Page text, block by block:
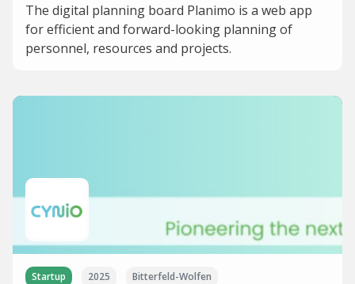
The digital planning board Planimo is a web app
for efficient and forward-looking planning of
personnel, resources and projects.
Startup 2025 Bitterfeld-Wolfen